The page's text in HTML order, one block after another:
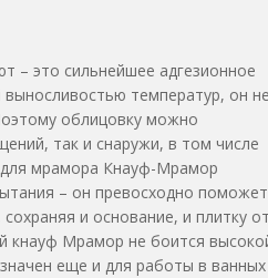
– это сильнейшее адгезионное
температур, он
облицовку можно
так и снаружи, в том числе
для мрамора Кнауф-Мрамор
– он превосходно поможет
и основание, и плитку
кнауф Мрамор не боится
еще и для работы в ванных